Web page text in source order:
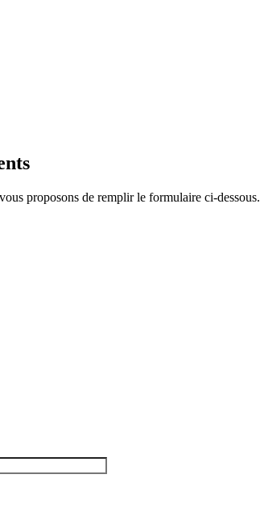
proposons de remplir le formulaire ci-dessous.